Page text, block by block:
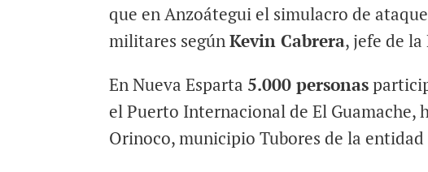
que en Anzoátegui el simulacro de
militares segúnKevin Cabrera, jefe de
En Nueva Esparta 5.000 personas
el Puerto Internacional de El
Orinoco, municipio Tubores de la